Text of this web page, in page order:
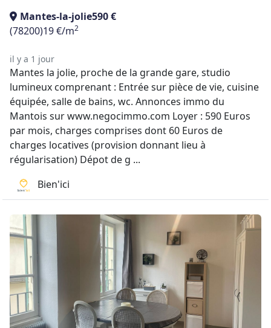
Mantes-la-jolie590 €
(78200)19 €/m2
il y a 1 jour
Mantes la jolie, proche de la grande gare, studio
lumineux comprenant : Entrée sur pièce de vie, cuisine
équipée, salle de bains, wc. Annonces immo du
Mantois sur www.negocimmo.com Loyer : 590 Euros
par mois, charges comprises dont 60 Euros de
charges locatives (provision donnant lieu à
régularisation) Dépot de g ...
Bien'ici